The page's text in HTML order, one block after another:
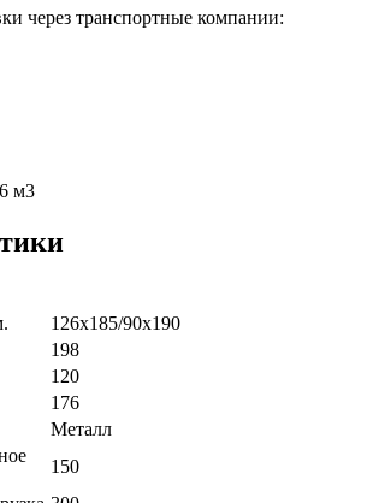
через транспортные компании:
м3
126х185/90х190
198
120
176
Металл
150